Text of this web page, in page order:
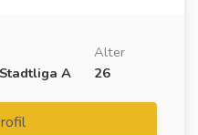
A
Alter
26